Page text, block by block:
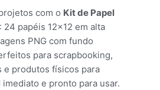
com o Kit de Papel
: 24 papéis 12×12 em alta
PNG com fundo
para scrapbooking,
e produtos físicos para
e pronto para usar.